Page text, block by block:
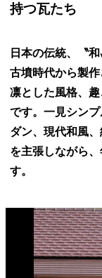
持つ瓦たち
日本の伝統、〝
古墳時代から製
凛とした風格、
です。一見シンプ
ダン、現代和風、
を主張しながら、
す。